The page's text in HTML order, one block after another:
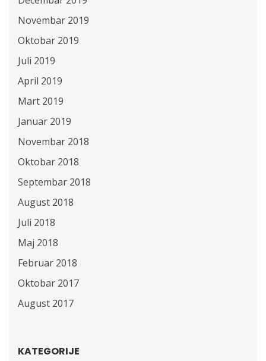
Novembar 2019
Oktobar 2019
Juli 2019
April 2019
Mart 2019
Januar 2019
Novembar 2018
Oktobar 2018
Septembar 2018
August 2018
Juli 2018
Maj 2018
Februar 2018
Oktobar 2017
August 2017
KATEGORIJE